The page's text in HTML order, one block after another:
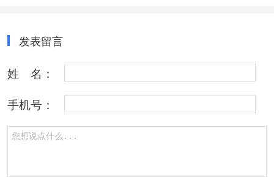
发表留言
姓 名：
手机号：